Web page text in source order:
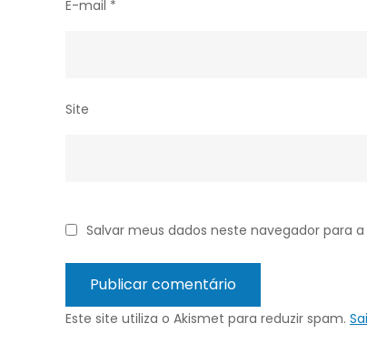
E-mail *
Site
Salvar meus dados neste navegador para
Este site utiliza o Akismet para reduzir spam.